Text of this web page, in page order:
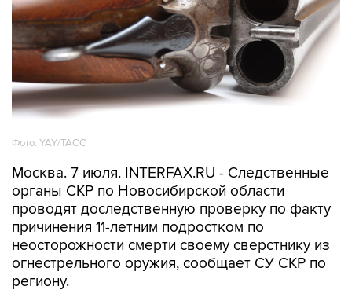
Фото: YAY/ТАСС
Москва. 7 июля. INTERFAX.RU - Следственные
органы СКР по Новосибирской области
проводят доследственную проверку по факту
причинения 11-летним подростком по
неосторожности смерти своему сверстнику из
огнестрельного оружия, сообщает СУ СКР по
региону.